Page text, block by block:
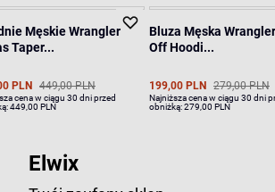
Męskie Wrangler
Taper...
PLN 449,00 PLN
cena w ciągu 30 dni przed
449,00 PLN
Bluza Męska
Off Hoodi...
199,00 PLN 279,00 PLN
Najniższa cena w ciągu 30 dni
obniżką:279,00 PLN
Elwix